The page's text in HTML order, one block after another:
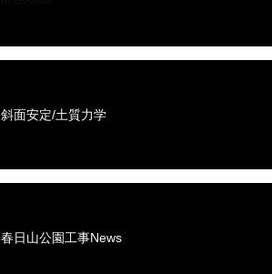
斜面安定/土質力学
春日山公園工事News